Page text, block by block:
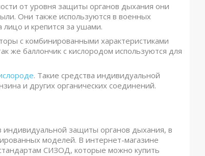
от уровня защиты органов дыхания они
Они также используются в военных
лицо и крепится за ушами.
с комбинированными характеристиками
же баллончик с кислородом используются для
. Такие средства индивидуальной
и других органических соединений.
индивидуальной защиты органов дыхания, в
моделей. В интернет-магазине
СИЗОД, которые можно купить